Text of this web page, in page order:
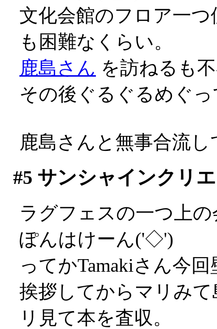
文化会館のフロア一
も困難なくらい。
鹿島さん を訪ねるも
その後ぐるぐるめぐ
鹿島さんと無事合流
#5 サンシャインクリ
ラグフェスの一つ上
ぽんはけーん('◇')ゞ
ってかTamakiさん今
挨拶してからマリみ
リ見て本を査収。